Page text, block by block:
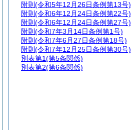
附則 (令和5年12月26日条例第13号)
附則 (令和6年12月24日条例第22号)
附則 (令和6年12月24日条例第27号)
附則 (令和7年3月14日条例第1号)
附則 (令和7年6月27日条例第18号)
附則 (令和7年12月25日条例第30号)
別表第1(第5条関係)
別表第2(第6条関係)